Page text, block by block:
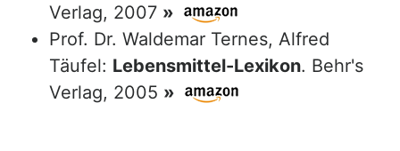
Verlag, 2007 »
Prof. Dr. Waldemar Ternes, Alfred
Täufel: Lebensmittel-Lexikon. Behr's
Verlag, 2005 »